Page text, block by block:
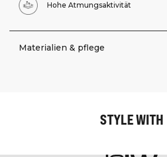
Hohe Atmungsaktivität
Materialien & pflege
STYLE WITH